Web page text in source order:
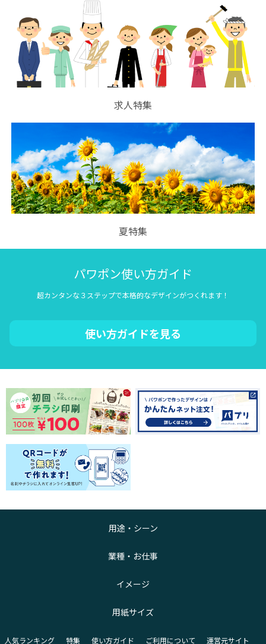
求人特集
夏特集
パワポン使い方ガイド
超カンタンな３ステップで本格的なデザインがつくれます！
使い方ガイドを見る
用途・シーン
業種・お仕事
イメージ
用紙サイズ
人気ランキング 特集 使い方ガイド ご利用について 運営元サイト